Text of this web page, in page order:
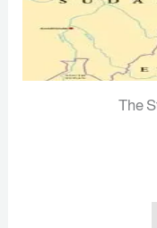
The